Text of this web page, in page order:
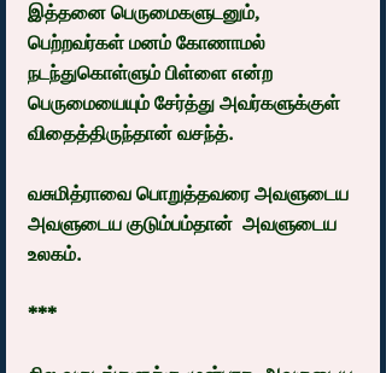
இத்தனை பெருமைகளுடனும்,
பெற்றவர்கள் மனம் கோணாமல்
நடந்துகொள்ளும் பிள்ளை என்ற
பெருமையையும் சேர்த்து அவர்களுக்குள்
விதைத்திருந்தான் வசந்த்.
வசுமித்ராவை பொறுத்தவரை அவளுடைய
அவளுடைய குடும்பம்தான்  அவளுடைய
உலகம்.
***